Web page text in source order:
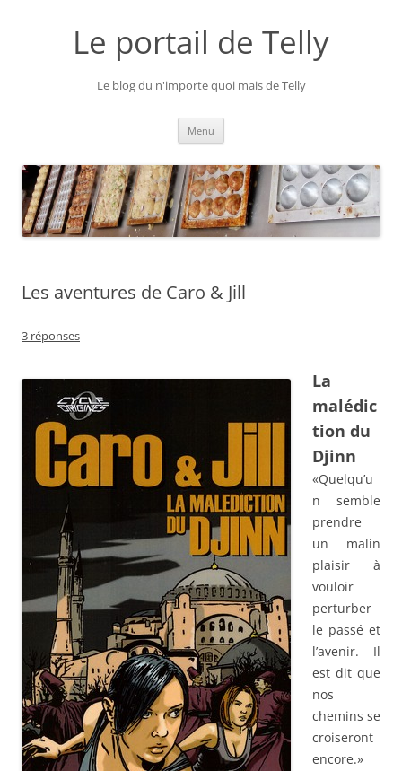
Le portail de Telly
Le blog du n'importe quoi mais de Telly
Menu
Les aventures de Caro & Jill
3 réponses
La
malédic
tion du
Djinn
«Quelqu’u
n semble
prendre
un malin
plaisir à
vouloir
perturber
le passé et
l’avenir. Il
est dit que
nos
chemins se
croiseront
encore.»